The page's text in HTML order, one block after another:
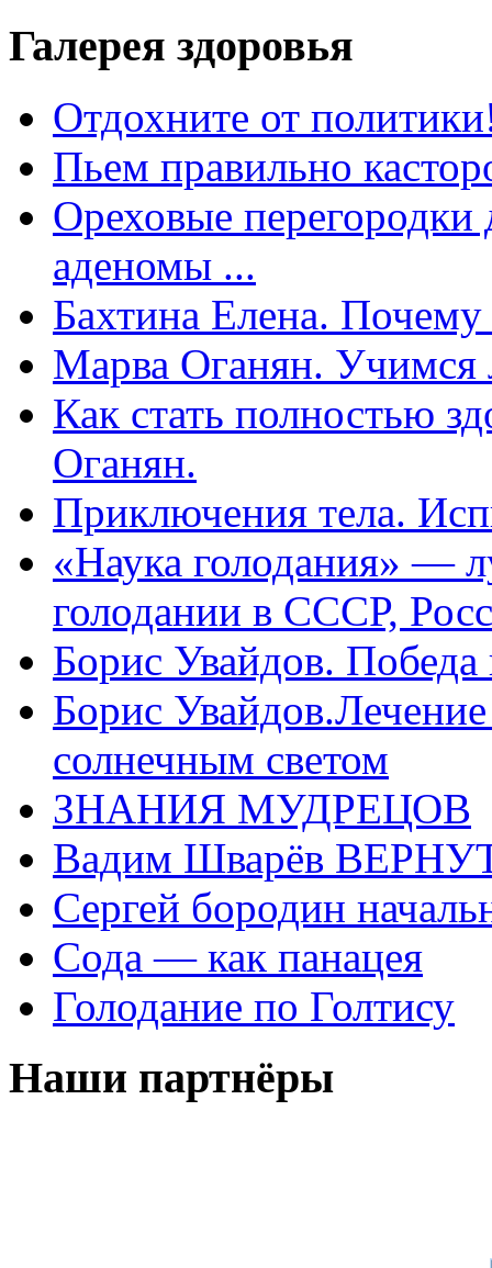
Галерея здоровья
Отдохните от
Пьем правильно
Ореховые перегородки
аденомы ...
Бахтина Елена.
Марва Оганян. Учимся
Как стать полностью
Оганян.
Приключения тела.
«Наука голодания» —
голодании в СССР,
Борис Увайдов.
Борис
солнечным светом
ЗНАНИЯ МУДРЕЦОВ
Вадим Шварёв
Сергей бородин
Сода — как панацея
Голодание по Голтису
Наши партнёры